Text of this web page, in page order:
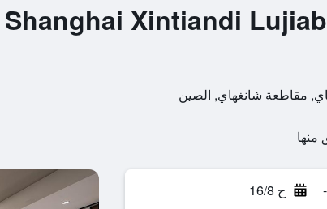
Xintiandi
- ح 16/8